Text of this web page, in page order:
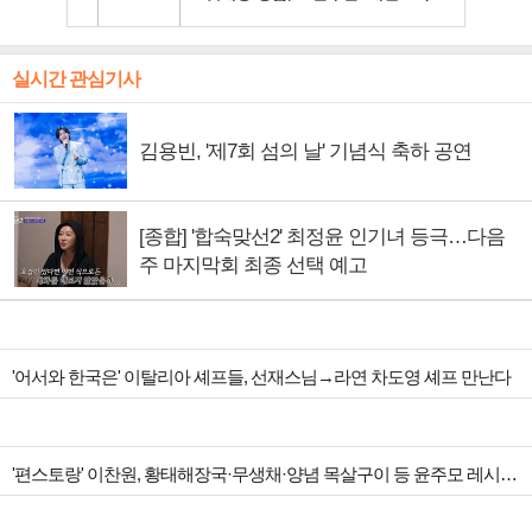
실시간 관심기사
김용빈, '제7회 섬의 날' 기념식 축하 공연
[종합] '합숙맞선2' 최정윤 인기녀 등극…다음
주 마지막회 최종 선택 예고
'어서와 한국은' 이탈리아 셰프들, 선재스님→라연 차도영 셰프 만난다
'편스토랑' 이찬원, 황태해장국·무생채·양념 목살구이 등 윤주모 레시피 섭렵